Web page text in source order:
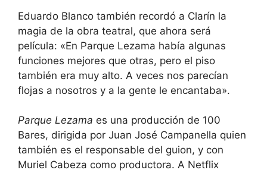
Eduardo Blanco también recordó a Clarín la
magia de la obra teatral, que ahora será
película: «En Parque Lezama había algunas
funciones mejores que otras, pero el piso
también era muy alto. A veces nos parecían
flojas a nosotros y a la gente le encantaba».
Parque Lezama es una producción de 100
Bares, dirigida por Juan José Campanella quien
también es el responsable del guion, y con
Muriel Cabeza como productora. A Netflix